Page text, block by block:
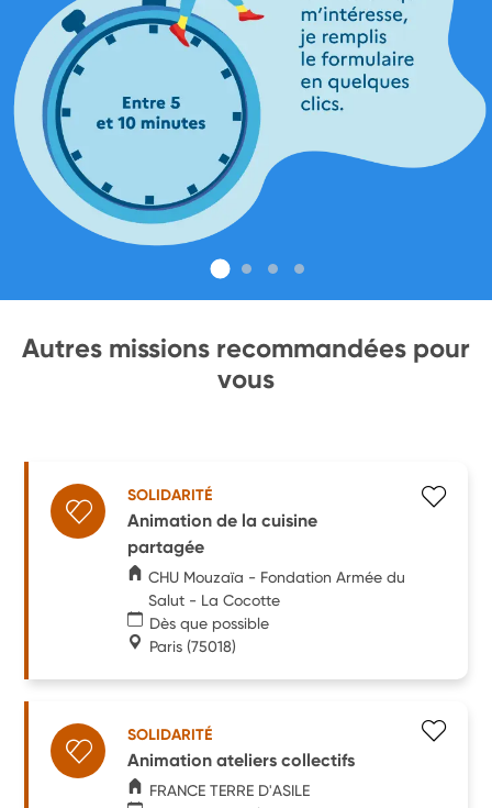
Autres missions recommandées pour
vous
SOLIDARITÉ
Animation de la cuisine
partagée
CHU Mouzaïa - Fondation Armée du
Salut - La Cocotte
Dès que possible
Paris (75018)
SOLIDARITÉ
Animation ateliers collectifs
FRANCE TERRE D'ASILE